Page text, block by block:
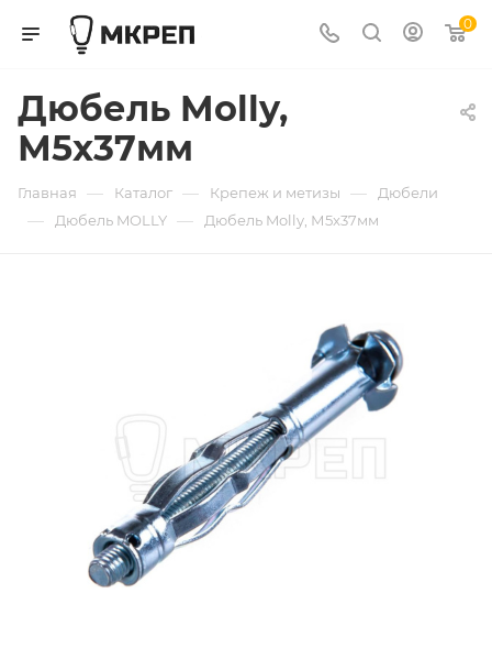
0
Дюбель Molly,
М5x37мм
Главная — Каталог — Крепеж и метизы — Дюбели
— Дюбель MOLLY — Дюбель Molly, М5x37мм